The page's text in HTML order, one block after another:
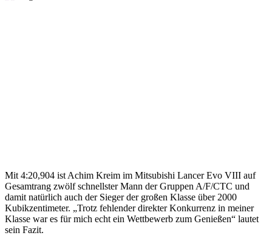
Mit 4:20,904 ist Achim Kreim im Mitsubishi Lancer Evo VIII auf
Gesamtrang zwölf schnellster Mann der Gruppen A/F/CTC und
damit natürlich auch der Sieger der großen Klasse über 2000
Kubikzentimeter. „Trotz fehlender direkter Konkurrenz in meiner
Klasse war es für mich echt ein Wettbewerb zum Genießen“ lautet
sein Fazit.